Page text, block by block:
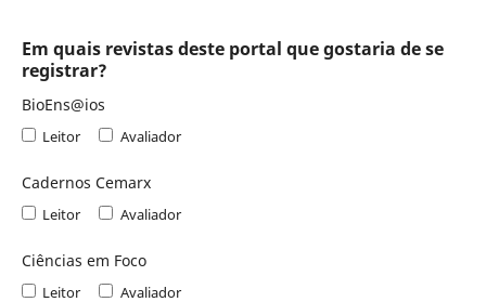
Em quais revistas deste portal que gostaria de se
registrar?
BioEns@ios
Leitor Avaliador
Cadernos Cemarx
Leitor Avaliador
Ciências em Foco
Leitor Avaliador